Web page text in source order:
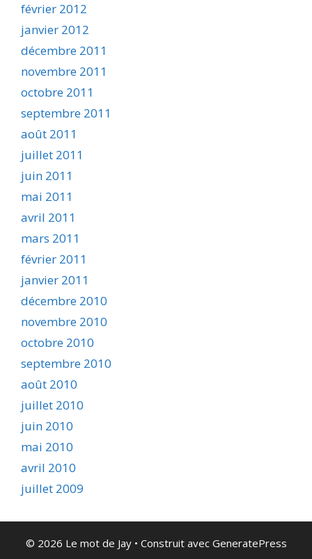
février 2012
janvier 2012
décembre 2011
novembre 2011
octobre 2011
septembre 2011
août 2011
juillet 2011
juin 2011
mai 2011
avril 2011
mars 2011
février 2011
janvier 2011
décembre 2010
novembre 2010
octobre 2010
septembre 2010
août 2010
juillet 2010
juin 2010
mai 2010
avril 2010
juillet 2009
© 2026 Le mot de Jay• Construit avec GeneratePress